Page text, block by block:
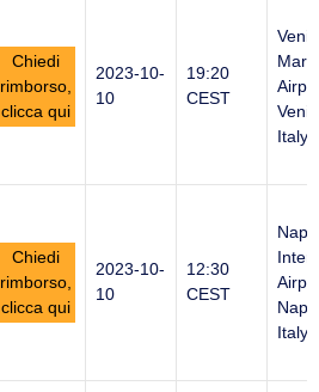
Chiedi
rimborso,
clicca qui
2023-10-
10
19:20
CEST
Italy
Chiedi
rimborso,
clicca qui
2023-10-
10
12:30
CEST
Italy